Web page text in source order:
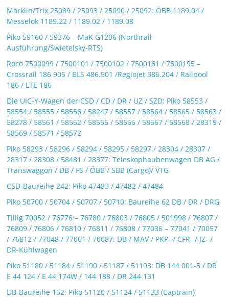
Märklin/Trix 25089 / 25093 / 25090 / 25092: ÖBB 1189.04 /
Messelok 1189.22 / 1189.02 / 1189.08
Piko 59160 / 59376 – MaK G1206 (Northrail-
Ausführung/Swietelsky-RTS)
Roco 7500099 / 7500101 / 7500102 / 7500161 / 7500195 –
Crossrail 186 905 / BLS 486.501 /Regiojet 386.204 / Railpool
186 / LTE 186
Die UIC-Y-Wagen der CSD / CD / DR / UZ / SZD: Piko 58553 /
58554 / 58555 / 58556 / 58247 / 58557 / 58564 / 58565 / 58563 /
58278 / 58561 / 58562 / 58556 / 58566 / 58567 / 58568 / 28319 /
58569 / 58571 / 58572
Piko 58293 / 58296 / 58294 / 58295 / 58297 / 28304 / 28307 /
28317 / 28308 / 58481 / 28377: Teleskophaubenwagen DB AG /
Transwaggon / DB / FS / ÖBB / SBB (Cargo)/ VTG
CSD-Baureihe 242: Piko 47483 / 47482 / 47484
Piko 50700 / 50704 / 50707 / 50710: Baureihe 62 DB / DR / DRG
Tillig 70052 / 76776 – 76780 / 76803 / 76805 / 501998 / 76807 /
76809 / 76806 / 76810 / 76811 / 76808 / 77036 – 77041 / 70057
/ 76812 / 77048 / 77061 / 70087: DB / MAV / PKP- / CFR- / JZ- /
DR-Kühlwagen
Piko 51180 / 51184 / 51190 / 51187 / 51193: DB 144 001-5 / DR
E 44 124 / E 44 174W / 144 188 / DR 244 131
DB-Baureihe 152: Piko 51120 / 51124 / 51133 (Captrain)